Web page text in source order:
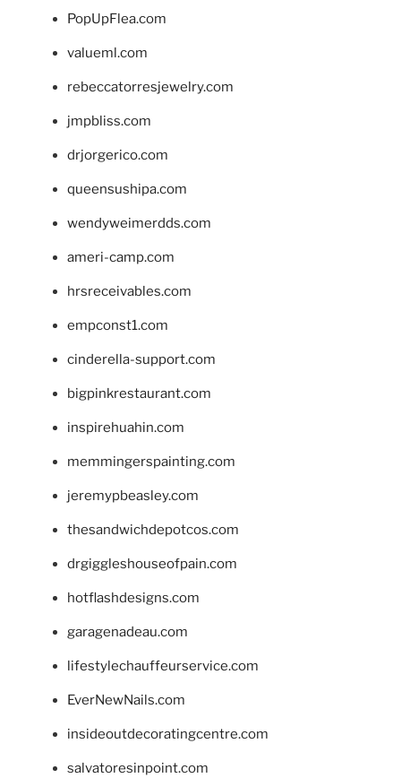
PopUpFlea.com
valueml.com
rebeccatorresjewelry.com
jmpbliss.com
drjorgerico.com
queensushipa.com
wendyweimerdds.com
ameri-camp.com
hrsreceivables.com
empconst1.com
cinderella-support.com
bigpinkrestaurant.com
inspirehuahin.com
memmingerspainting.com
jeremypbeasley.com
thesandwichdepotcos.com
drgiggleshouseofpain.com
hotflashdesigns.com
garagenadeau.com
lifestylechauffeurservice.com
EverNewNails.com
insideoutdecoratingcentre.com
salvatoresinpoint.com